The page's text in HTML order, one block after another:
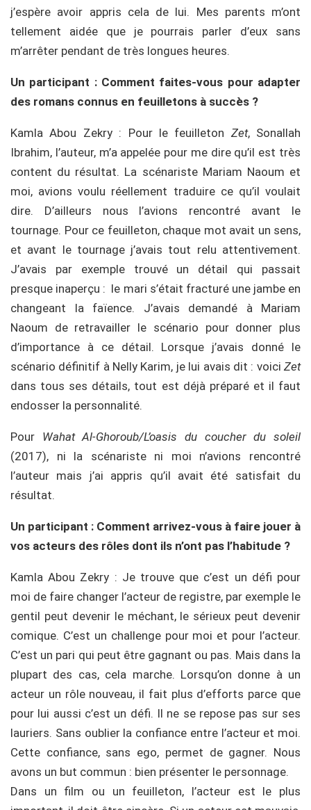
j’espère avoir appris cela de lui. Mes parents m’ont
tellement aidée que je pourrais parler d’eux sans
m’arrêter pendant de très longues heures.
Un participant : Comment faites-vous pour adapter
des romans connus en feuilletons à succès ?
Kamla Abou Zekry : Pour le feuilleton Zet, Sonallah
Ibrahim, l’auteur, m’a appelée pour me dire qu’il est très
content du résultat. La scénariste Mariam Naoum et
moi, avions voulu réellement traduire ce qu’il voulait
dire. D’ailleurs nous l’avions rencontré avant le
tournage. Pour ce feuilleton, chaque mot avait un sens,
et avant le tournage j’avais tout relu attentivement.
J’avais par exemple trouvé un détail qui passait
presque inaperçu : le mari s’était fracturé une jambe en
changeant la faïence. J’avais demandé à Mariam
Naoum de retravailler le scénario pour donner plus
d’importance à ce détail. Lorsque j’avais donné le
scénario définitif à Nelly Karim, je lui avais dit : voici Zet
dans tous ses détails, tout est déjà préparé et il faut
endosser la personnalité.
Pour Wahat Al-Ghoroub/L’oasis du coucher du soleil
(2017), ni la scénariste ni moi n’avions rencontré
l’auteur mais j’ai appris qu’il avait été satisfait du
résultat.
Un participant : Comment arrivez-vous à faire jouer à
vos acteurs des rôles dont ils n’ont pas l’habitude ?
Kamla Abou Zekry : Je trouve que c’est un défi pour
moi de faire changer l’acteur de registre, par exemple le
gentil peut devenir le méchant, le sérieux peut devenir
comique. C’est un challenge pour moi et pour l’acteur.
C’est un pari qui peut être gagnant ou pas. Mais dans la
plupart des cas, cela marche. Lorsqu’on donne à un
acteur un rôle nouveau, il fait plus d’efforts parce que
pour lui aussi c’est un défi. Il ne se repose pas sur ses
lauriers. Sans oublier la confiance entre l’acteur et moi.
Cette confiance, sans ego, permet de gagner. Nous
avons un but commun : bien présenter le personnage.
Dans un film ou un feuilleton, l’acteur est le plus